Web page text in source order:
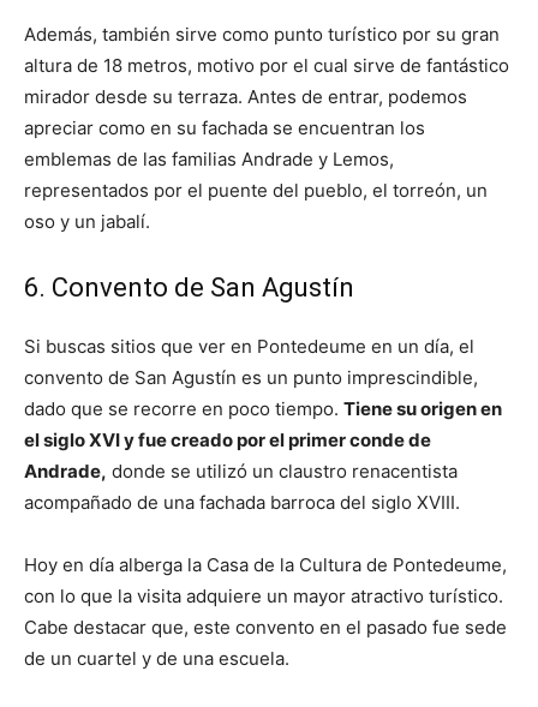
Además, también sirve como punto turístico por su gran
altura de 18 metros, motivo por el cual sirve de fantástico
mirador desde su terraza. Antes de entrar, podemos
apreciar como en su fachada se encuentran los
emblemas de las familias Andrade y Lemos,
representados por el puente del pueblo, el torreón, un
oso y un jabalí.
6. Convento de San Agustín
Si buscas sitios que ver en Pontedeume en un día, el
convento de San Agustín es un punto imprescindible,
dado que se recorre en poco tiempo. Tiene su origen en
el siglo XVI y fue creado por el primer conde de
Andrade, donde se utilizó un claustro renacentista
acompañado de una fachada barroca del siglo XVIII.
Hoy en día alberga la Casa de la Cultura de Pontedeume,
con lo que la visita adquiere un mayor atractivo turístico.
Cabe destacar que, este convento en el pasado fue sede
de un cuartel y de una escuela.